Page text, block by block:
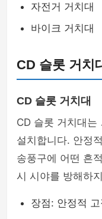
자전거 거치대
바이크 거치대
CD 슬롯 거치
CD 슬롯 거치대
CD 슬롯 거치대는
설치합니다. 안정
송풍구에 어떤 흔
시 시야를 방해하
장점: 안정적